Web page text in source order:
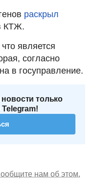
раскрыл
КТЖ.
что является
согласно
в госуправление.
только
нам об этом.